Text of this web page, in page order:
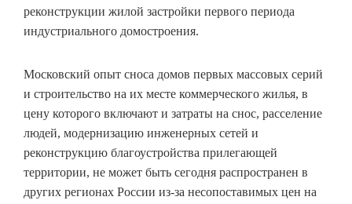
реконструкции жилой застройки первого периода
индустриального домостроения.
Московский опыт сноса домов первых массовых серий
и строительство на их месте коммерческого жилья, в
цену которого включают и затраты на снос, расселение
людей, модернизацию инженерных сетей и
реконструкцию благоустройства прилегающей
территории, не может быть сегодня распространен в
других регионах России из-за несопоставимых цен на